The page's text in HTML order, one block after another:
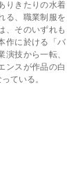
りきたりの水着
る、職業制服を
、そのいずれも
作に於ける「バ
演技から一転、
ンスが作品の白
ている。